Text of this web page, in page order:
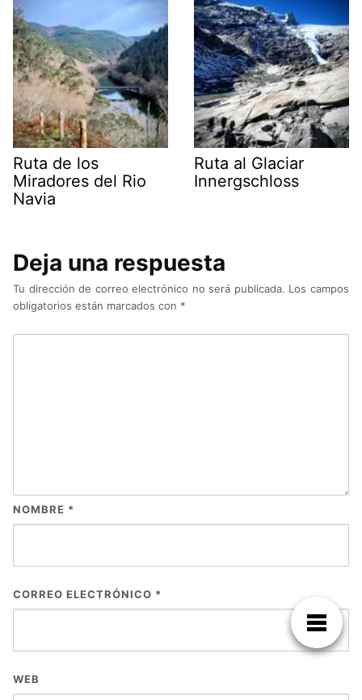
Ruta de los
Miradores del Rio
Navia
Ruta al Glaciar
Innergschloss
Deja una respuesta
Tu dirección de correo electrónico no será publicada. Los campos
obligatorios están marcados con *
NOMBRE *
CORREO ELECTRÓNICO *
WEB